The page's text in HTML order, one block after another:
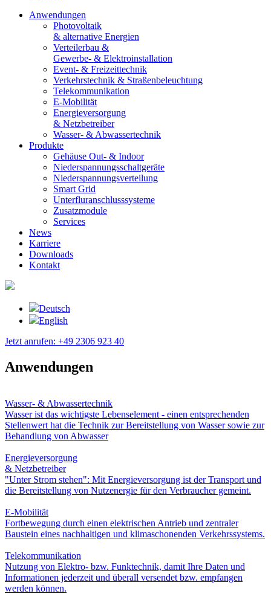
Anwendungen
Photovoltaik
& alternative Energien
Verteilerbau &
Gewerbe- & Elektroinstallation
Event- & Freizeittechnik
Verkehrstechnik & Straßenbeleuchtung
Telekommunikation
E-Mobilität
Energieversorgung
& Netzbetreiber
Wasser- & Abwassertechnik
Produkte
Gehäuse Out- & Indoor
Niederspannungsschaltgeräte
Niederspannungsverteilung
Smart Grid
Unterfluranschlusssysteme
Zusatzmodule
Services
News
Karriere
Downloads
Kontakt
Deutsch
English
Jetzt anrufen: +49 2306 923 40
Anwendungen
Wasser- & Abwassertechnik
Wasser ist das wichtigste Lebenselement - einen entsprechenden
Stellenwert hat die Technik zur Bereitstellung von Wasser sowie zur
Behandlung von Abwasser
Energieversorgung
& Netzbetreiber
"Unter Strom stehen": Mit Energieversorgung ist der Transport und
die Bereitstellung von Nutzenergie für den Verbraucher gemeint.
E-Mobilität
Fortbewegung durch einen elektrischen Antrieb und zentraler
Baustein eines nachhaltigen und klimaschonenden Verkehrssystems.
Telekommunikation
Nutzung von Elektro- bzw. Funktechnik, damit Ihre Daten und
Informationen jederzeit und überall versendet bzw. empfangen
werden können.